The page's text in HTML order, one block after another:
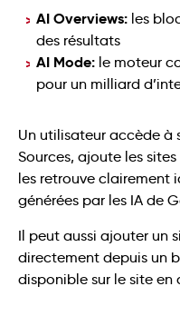
AI Overviews: les
des résultats
AI Mode: le moteur
pour un milliard
Un utilisateur accède à
Sources, ajoute les
les retrouve clairement
générées par les IA de
Il peut aussi ajouter un
directement depuis un
disponible sur le site en